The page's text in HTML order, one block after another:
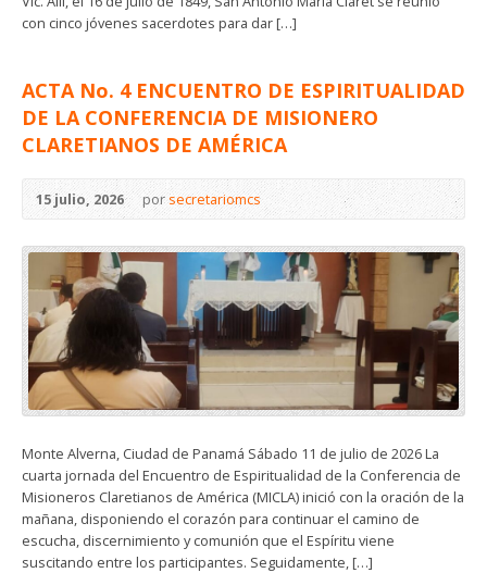
con cinco jóvenes sacerdotes para dar […]
ACTA No. 4 ENCUENTRO DE ESPIRITUALIDAD
DE LA CONFERENCIA DE MISIONERO
CLARETIANOS DE AMÉRICA
15 julio, 2026 por secretariomcs
Monte Alverna, Ciudad de Panamá Sábado 11 de julio de 2026 La
cuarta jornada del Encuentro de Espiritualidad de la Conferencia de
Misioneros Claretianos de América (MICLA) inició con la oración de la
mañana, disponiendo el corazón para continuar el camino de
escucha, discernimiento y comunión que el Espíritu viene
suscitando entre los participantes. Seguidamente, […]